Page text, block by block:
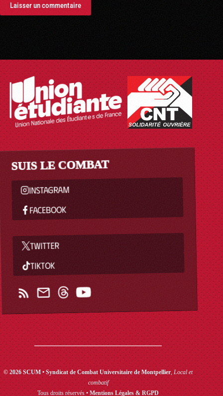
Laisser un commentaire
SUIS LE COMBAT
INSTAGRAM
FACEBOOK
TWITTER
TIKTOK
© 2026 SCUM • Syndicat de Combat Universitaire de Montpellier,Local et
combatif
Tous droits réservés •Mentions Légales & RGPD